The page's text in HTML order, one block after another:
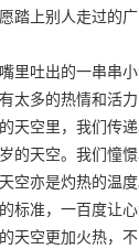
踏上别人走过的
吐出的一串串
多的热情和活
天空里，我们传
的天空。我们憧
空亦是灼热的温
准，一百度让
空更加火热，